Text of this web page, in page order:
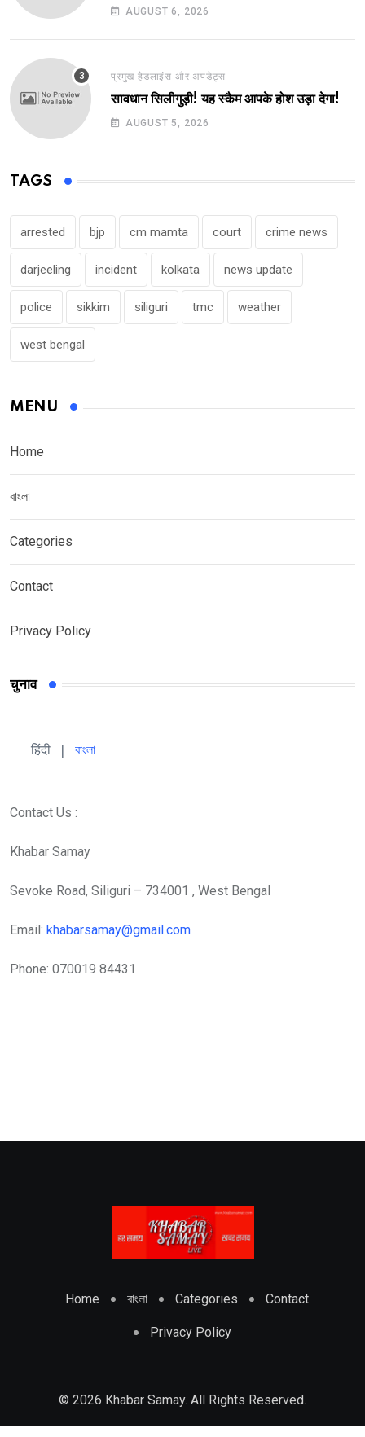
AUGUST 6, 2026
प्रमुख हेडलाइंस और अपडेट्स
सावधान सिलीगुड़ी! यह स्कैम आपके होश उड़ा देगा!
AUGUST 5, 2026
TAGS
arrested bjp cm mamta court crime news
darjeeling incident kolkata news update
police sikkim siliguri tmc weather
west bengal
MENU
Home
বাংলা
Categories
Contact
Privacy Policy
चुनाव
हिंदी | বাংলা
Contact Us :
Khabar Samay
Sevoke Road, Siliguri – 734001 , West Bengal
Email: khabarsamay@gmail.com
Phone: 070019 84431
Home বাংলা Categories Contact
Privacy Policy
© 2026 Khabar Samay. All Rights Reserved.